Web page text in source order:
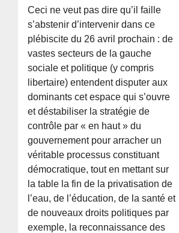
Ceci ne veut pas dire qu’il faille
s’abstenir d’intervenir dans ce
plébiscite du 26 avril prochain : de
vastes secteurs de la gauche
sociale et politique (y compris
libertaire) entendent disputer aux
dominants cet espace qui s’ouvre
et déstabiliser la stratégie de
contrôle par « en haut » du
gouvernement pour arracher un
véritable processus constituant
démocratique, tout en mettant sur
la table la fin de la privatisation de
l’eau, de l’éducation, de la santé et
de nouveaux droits politiques par
exemple, la reconnaissance des